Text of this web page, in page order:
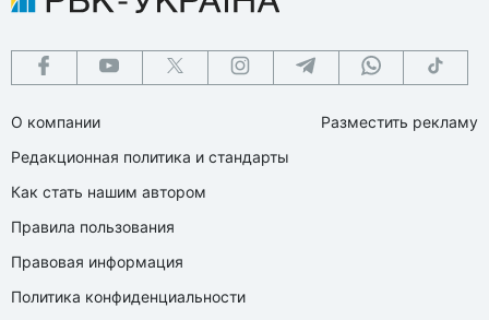
О компании
Редакционная политика и стандарты
Как стать нашим автором
Правила пользования
Правовая информация
Политика конфиденциальности
Разместить рекламу